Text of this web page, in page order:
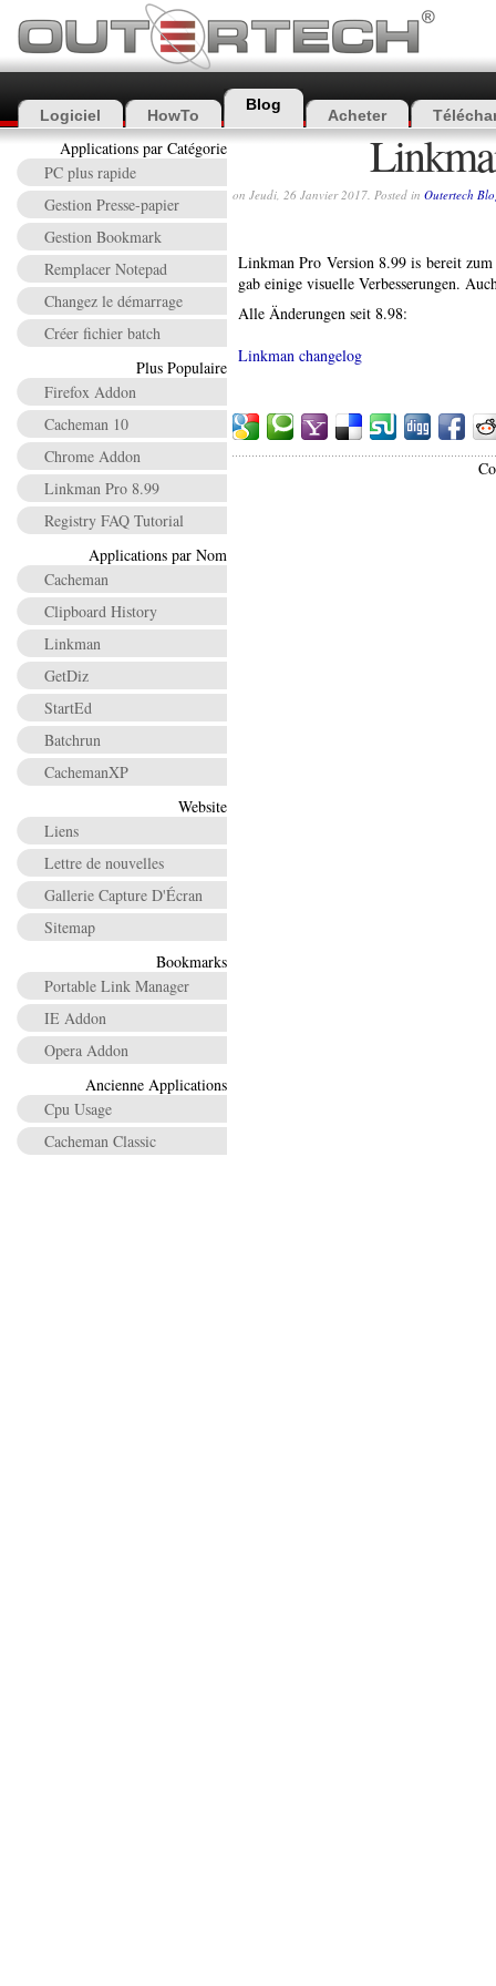
on Jeudi, 26 Janvier 2017. Posted in Outertech
Linkman Pro Version 8.99 is bereit
gab einige visuelle Verbesserungen.
Alle Änderungen seit 8.98:
Linkman changelog
Applications par Catégorie
PC plus rapide
Gestion Presse-papier
Gestion Bookmark
Remplacer Notepad
Changez le démarrage
Créer fichier batch
Plus Populaire
Firefox Addon
Cacheman 10
Chrome Addon
Linkman Pro 8.99
Registry FAQ Tutorial
Applications par Nom
Cacheman
Clipboard History
Linkman
GetDiz
StartEd
Batchrun
CachemanXP
Website
Liens
Lettre de nouvelles
Gallerie Capture D'Écran
Sitemap
Bookmarks
Portable Link Manager
IE Addon
Opera Addon
Ancienne Applications
Cpu Usage
Cacheman Classic
Logiciel HowTo
Blog
Acheter